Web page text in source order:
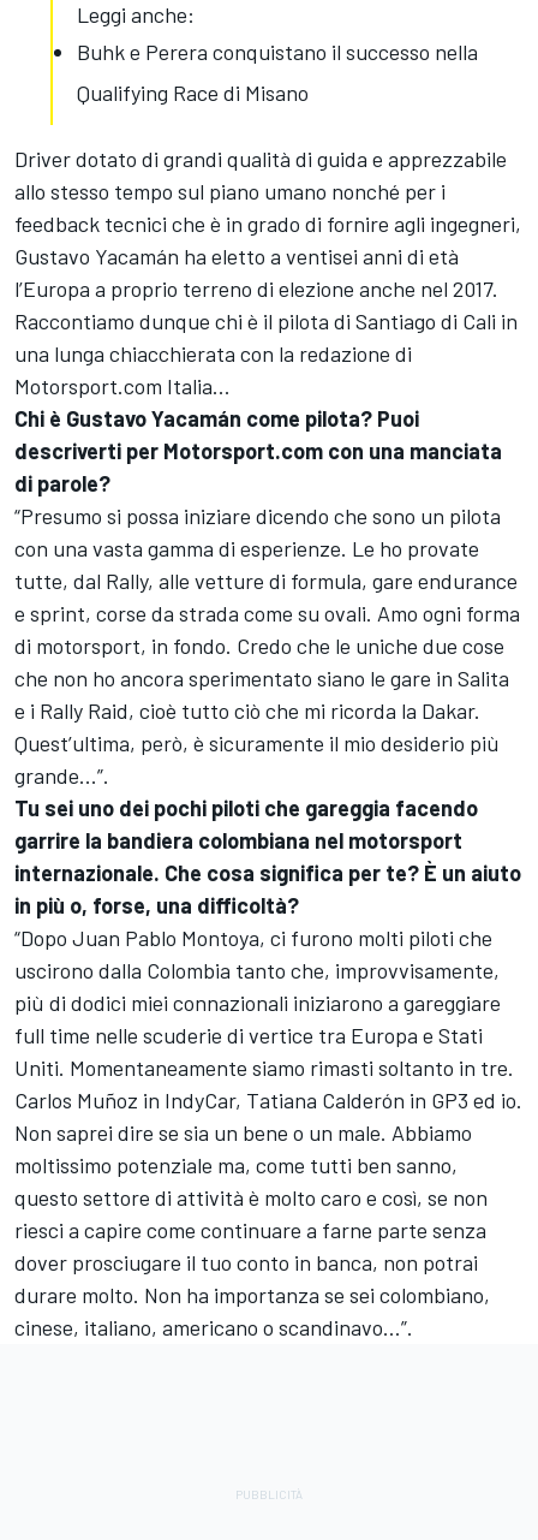
Leggi anche:
Buhk e Perera conquistano il successo nella
Qualifying Race di Misano
Driver dotato di grandi qualità di guida e apprezzabile
allo stesso tempo sul piano umano nonché per i
feedback tecnici che è in grado di fornire agli ingegneri,
Gustavo Yacamán ha eletto a ventisei anni di età
l’Europa a proprio terreno di elezione anche nel 2017.
Raccontiamo dunque chi è il pilota di Santiago di Cali in
una lunga chiacchierata con la redazione di
Motorsport.com Italia...
Chi è Gustavo Yacamán come pilota? Puoi
descriverti per Motorsport.com con una manciata
di parole?
“Presumo si possa iniziare dicendo che sono un pilota
con una vasta gamma di esperienze. Le ho provate
tutte, dal Rally, alle vetture di formula, gare endurance
e sprint, corse da strada come su ovali. Amo ogni forma
di motorsport, in fondo. Credo che le uniche due cose
che non ho ancora sperimentato siano le gare in Salita
e i Rally Raid, cioè tutto ciò che mi ricorda la Dakar.
Quest’ultima, però, è sicuramente il mio desiderio più
grande...”.
Tu sei uno dei pochi piloti che gareggia facendo
garrire la bandiera colombiana nel motorsport
internazionale. Che cosa significa per te? È un aiuto
in più o, forse, una difficoltà?
“Dopo Juan Pablo Montoya, ci furono molti piloti che
uscirono dalla Colombia tanto che, improvvisamente,
più di dodici miei connazionali iniziarono a gareggiare
full time nelle scuderie di vertice tra Europa e Stati
Uniti. Momentaneamente siamo rimasti soltanto in tre.
Carlos Muñoz in IndyCar, Tatiana Calderón in GP3 ed io.
Non saprei dire se sia un bene o un male. Abbiamo
moltissimo potenziale ma, come tutti ben sanno,
questo settore di attività è molto caro e così, se non
riesci a capire come continuare a farne parte senza
dover prosciugare il tuo conto in banca, non potrai
durare molto. Non ha importanza se sei colombiano,
cinese, italiano, americano o scandinavo…”.